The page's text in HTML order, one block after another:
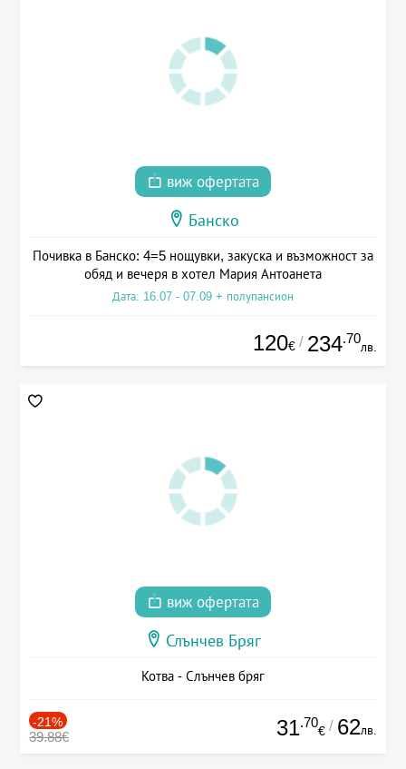
виж офертата
Банско
Почивка в Банско: 4=5 нощувки, закуска и възможност за
обяд и вечеря в хотел Мария Антоанета
Дата: 16.07 - 07.09 + полупансион
120€ / 234.70
лв.
виж офертата
Слънчев Бряг
Котва - Слънчев бряг
-21%
39.88€ 31.70
€ / 62лв.